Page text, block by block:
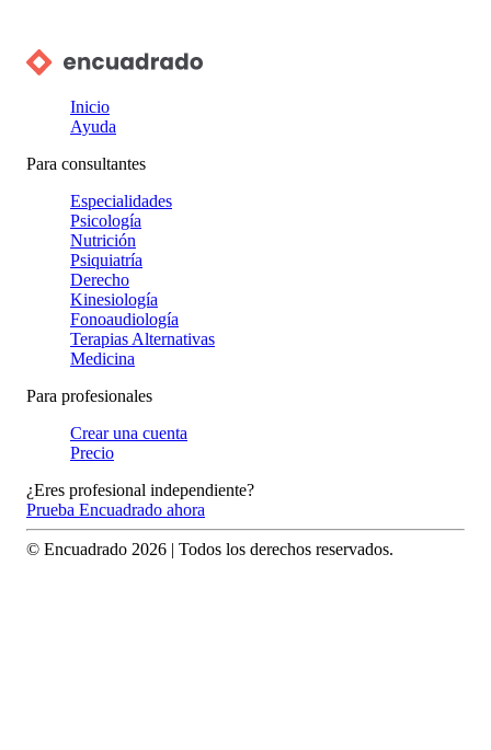
Inicio
Ayuda
Para consultantes
Especialidades
Psicología
Nutrición
Psiquiatría
Derecho
Kinesiología
Fonoaudiología
Terapias Alternativas
Medicina
Para profesionales
Crear una cuenta
Precio
¿Eres profesional independiente?
Prueba Encuadrado ahora
© Encuadrado 2026 | Todos los derechos reservados.